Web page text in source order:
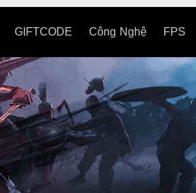
GIFTCODE Công Nghệ FPS